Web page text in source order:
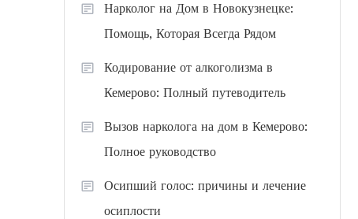
Нарколог на Дом в Новокузнецке:
Помощь, Которая Всегда Рядом
Кодирование от алкоголизма в
Кемерово: Полный путеводитель
Вызов нарколога на дом в Кемерово:
Полное руководство
Осипший голос: причины и лечение
осиплости